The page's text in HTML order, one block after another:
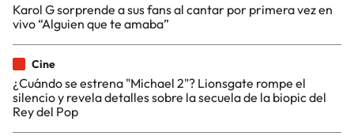
Karol G sorprende a sus fans al cantar por primera vez en
vivo “Alguien que te amaba”
Cine
¿Cuándo se estrena "Michael 2"? Lionsgate rompe el
silencio y revela detalles sobre la secuela de la biopic del
Rey del Pop